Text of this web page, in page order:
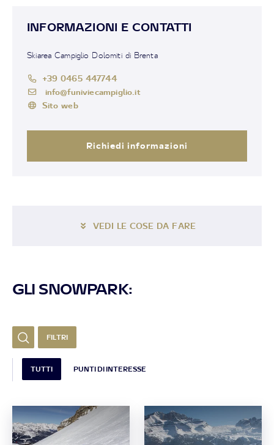
INFORMAZIONI E CONTATTI
Skiarea Campiglio Dolomiti di Brenta
+39 0465 447744
info@funiviecampiglio.it
Sito web
Richiedi informazioni
VEDI LE COSE DA FARE
GLI SNOWPARK:
FILTRI
TUTTI PUNTI DI INTERESSE